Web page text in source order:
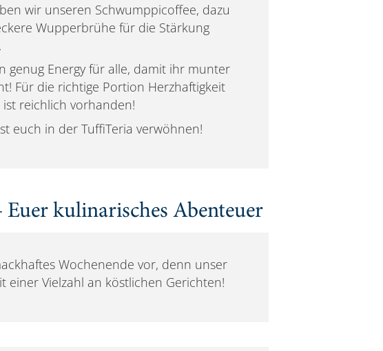
wir unseren Schwumppicoffee, dazu
Wupperbrühe für die Stärkung
genug Energy für alle, damit ihr munter
Für die richtige Portion Herzhaftigkeit
reichlich vorhanden!
euch in der TuffiTeria verwöhnen!
Euer kulinarisches Abenteuer
Wochenende vor, denn unser
einer Vielzahl an köstlichen Gerichten!